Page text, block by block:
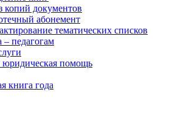
копий документов
абонемент
тематических списков
– педагогам
юридическая помощь
книга года